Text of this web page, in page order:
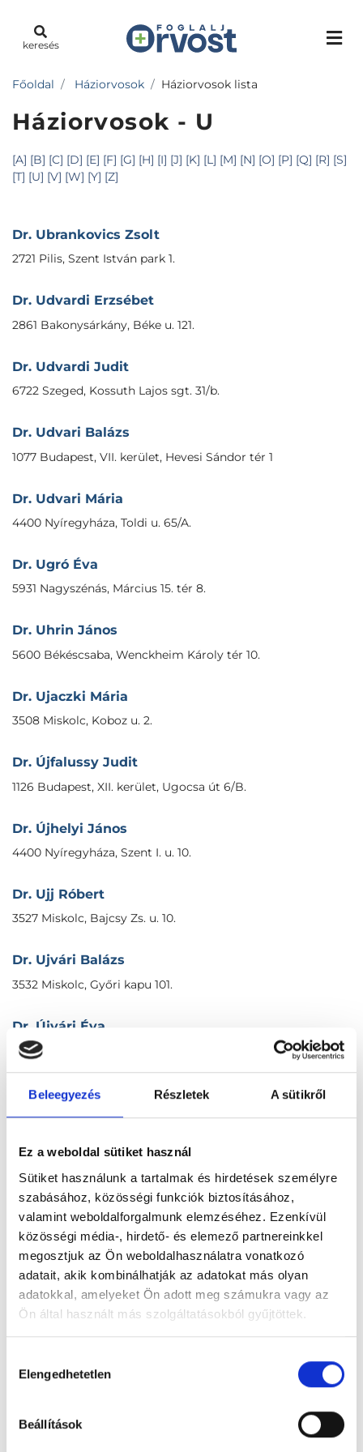
Beleegyezés Részletek A sütikről
Ez a weboldal sütiket használ
Sütiket használunk a tartalmak és hirdetések személyre
szabásához, közösségi funkciók biztosításához,
valamint weboldalforgalmunk elemzéséhez. Ezenkívül
közösségi média-, hirdető- és elemező partnereinkkel
megosztjuk az Ön weboldalhasználatra vonatkozó
adatait, akik kombinálhatják az adatokat más olyan
adatokkal, amelyeket Ön adott meg számukra vagy az
Ön által használt más szolgáltatásokból gyűjtöttek.
szabályzat:https://foglaljorvost.hu/info/foglaljorvost-
kiválasztása
Elengedhetetlen
Beállítások
keresés
Főoldal Háziorvosok Háziorvosok lista
Háziorvosok - U
[A] [B] [C] [D] [E] [F] [G] [H] [I] [J] [K] [L] [M] [N] [O] [P] [Q] [R] [S]
[T] [U] [V] [W] [Y] [Z]
Dr. Ubrankovics Zsolt
2721 Pilis, Szent István park 1.
Dr. Udvardi Erzsébet
2861 Bakonysárkány, Béke u. 121.
Dr. Udvardi Judit
6722 Szeged, Kossuth Lajos sgt. 31/b.
Dr. Udvari Balázs
1077 Budapest, VII. kerület, Hevesi Sándor tér 1
Dr. Udvari Mária
4400 Nyíregyháza, Toldi u. 65/A.
Dr. Ugró Éva
5931 Nagyszénás, Március 15. tér 8.
Dr. Uhrin János
5600 Békéscsaba, Wenckheim Károly tér 10.
Dr. Ujaczki Mária
3508 Miskolc, Koboz u. 2.
Dr. Újfalussy Judit
1126 Budapest, XII. kerület, Ugocsa út 6/B.
Dr. Újhelyi János
4400 Nyíregyháza, Szent I. u. 10.
Dr. Ujj Róbert
3527 Miskolc, Bajcsy Zs. u. 10.
Dr. Ujvári Balázs
3532 Miskolc, Győri kapu 101.
Dr. Újvári Éva
2500 Esztergom, Bánomi ltp. 34.
Dr. Umeh Anolue Josiah
3078 Bátonyterenye, Vasút út 7.
Dr. Ungár Péter István
1024 Budapest, II. kerület, Fillér u. 12.
Dr. Unger Gyula
2691 Nógrádkövesd, Madách út 1/A.
Dr. Ungvári Zsigmond
4700 Mátészalka, Petőfi u. 14.
3849 Forró, Szent Imre tér 4.
Dr. Urbán Eszter